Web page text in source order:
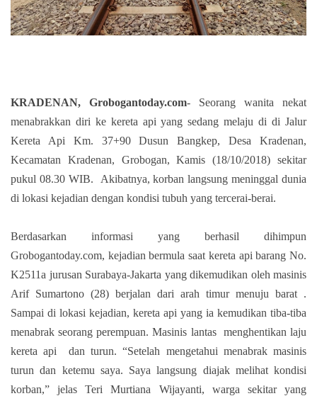
KRADENAN, Grobogantoday.com- Seorang wanita nekat
menabrakkan diri ke kereta api yang sedang melaju di di Jalur
Kereta Api Km. 37+90 Dusun Bangkep, Desa Kradenan,
Kecamatan Kradenan, Grobogan, Kamis (18/10/2018) sekitar
pukul 08.30 WIB.
Akibatnya, korban langsung meninggal dunia
di lokasi kejadian dengan kondisi tubuh yang tercerai-berai.
Berdasarkan informasi yang berhasil dihimpun
Grobogantoday.com, kejadian bermula saat kereta api barang No.
K2511a jurusan Surabaya-Jakarta yang dikemudikan oleh masinis
Arif Sumartono (28) berjalan dari arah timur menuju barat .
Sampai di lokasi kejadian, kereta api yang ia kemudikan tiba-tiba
menabrak seorang perempuan. Masinis lantas menghentikan laju
kereta api
dan turun. “Setelah mengetahui menabrak masinis
turun dan ketemu saya. Saya langsung diajak melihat kondisi
korban,” jelas Teri Murtiana Wijayanti, warga sekitar yang